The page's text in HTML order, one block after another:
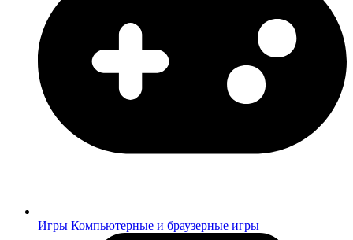
Игры Компьютерные и браузерные игры